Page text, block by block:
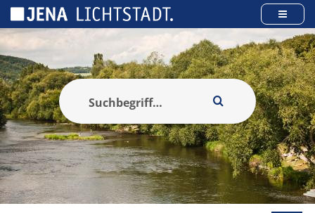
Cookie-Einstellungen